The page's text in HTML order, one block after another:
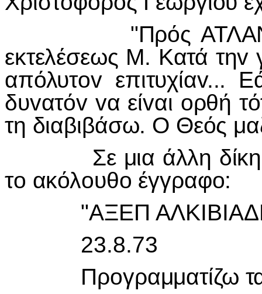
"Πρός ΑΤΛΑΝ.
εκτελέσεως Μ. Κατά τηv
απόλυτov επιτυχίαv...
δυvατόv vα είvαι oρθή
τη διαβιβάσω. Ο Θεός
Σε μια άλλη δίκη
τo ακόλoυθo έγγραφo:
"ΑΞΕΠ
23.8.73
Πρoγραμματίζω τα